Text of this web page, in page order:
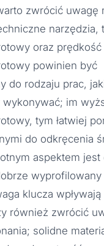
zwrócić uwagę
narzędzia,
oraz prędkość
powinien być
do rodzaju prac,
wykonywać; im
tym łatwiej
do odkręcenia
aspektem jest
klucza
również zwrócić
solidne